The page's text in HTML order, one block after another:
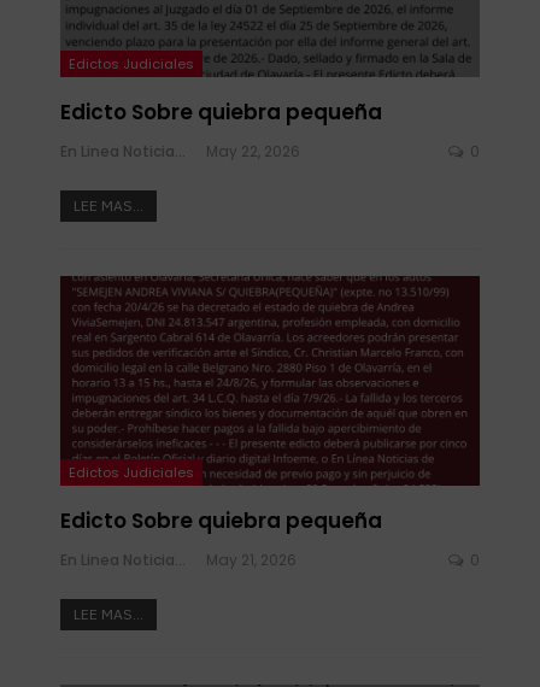
Edictos Judiciales
Edicto Sobre quiebra pequeña
En Linea Noticias May 22, 2026 0
LEE MAS...
Edictos Judiciales
Edicto Sobre quiebra pequeña
En Linea Noticias May 21, 2026 0
LEE MAS...